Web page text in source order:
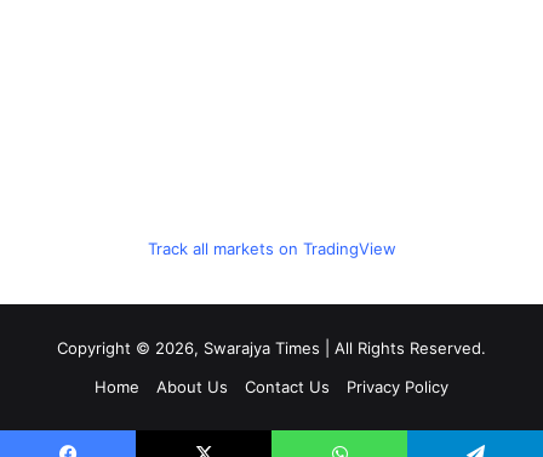
Track all markets on TradingView
Copyright © 2026, Swarajya Times | All Rights Reserved.
Home
About Us Contact Us Privacy Policy